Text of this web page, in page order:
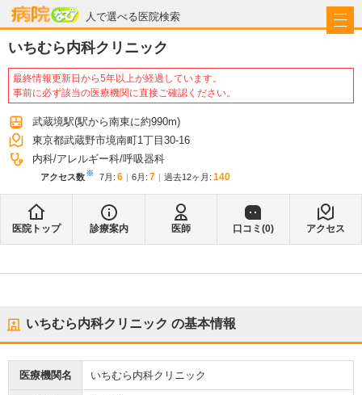
人で選べる医院検索
病院なび
いちむら内科クリニック
最終情報更新日から5年以上が経過しています。
事前に必ず該当の医療機関に直接ご確認ください。
武蔵境駅(駅から南東に約990m)
東京都武蔵野市境南町1丁目30-16
内科 アレルギー科 呼吸器科
アクセス数※ 7月 : 6 6月 : 7 過去12ヶ月: 140
医院トップ 診療案内 医師 口コミ(0) アクセス
いちむら内科クリニック の基本情報
医療機関名 いちむら内科クリニック